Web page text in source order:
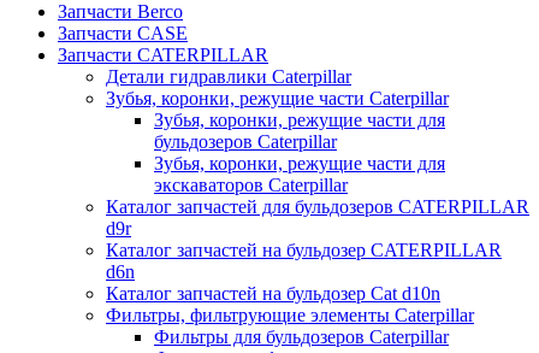
Запчасти Berco
Запчасти CASE
Запчасти CATERPILLAR
Детали гидравлики Caterpillar
Зубья, коронки, режущие части Caterpillar
Зубья, коронки, режущие части для
бульдозеров Caterpillar
Зубья, коронки, режущие части для
экскаваторов Caterpillar
Каталог запчастей для бульдозеров CATERPILLAR
d9r
Каталог запчастей на бульдозер CATERPILLAR
d6n
Каталог запчастей на бульдозер Сat d10n
Фильтры, фильтрующие элементы Caterpillar
Фильтры для бульдозеров Caterpillar